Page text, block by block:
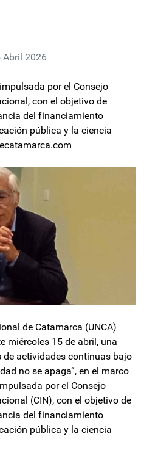
Abril 2026
por el Consejo
con el objetivo de
del financiamiento
pública y la ciencia
de Catamarca (UNCA)
miércoles 15 de abril, una
de actividades continuas bajo
no se apaga”, en el marco
por el Consejo
(CIN), con el objetivo de
del financiamiento
pública y la ciencia